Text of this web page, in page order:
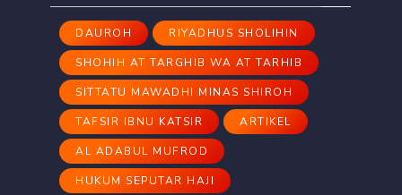
DAUROH RIYADHUS SHOLIHIN
SHOHIH AT TARGHIB WA AT TARHIB
SITTATU MAWADHI MINAS SHIROH
TAFSIR IBNU KATSIR ARTIKEL
AL ADABUL MUFROD
HUKUM SEPUTAR HAJI